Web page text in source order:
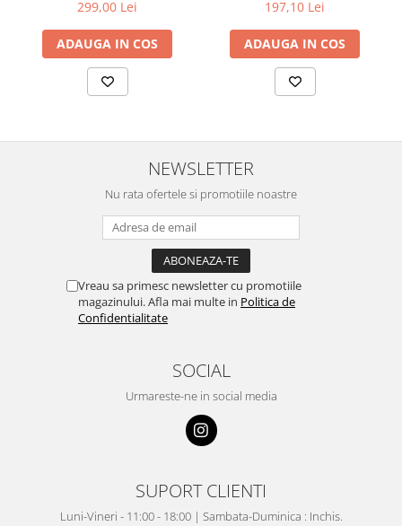
299,00 Lei
ADAUGA IN COS
197,10 Lei
ADAUGA IN COS
NEWSLETTER
Nu rata ofertele si promotiile noastre
Vreau sa primesc newsletter cu promotiile
magazinului. Afla mai multe in Politica de
Confidentialitate
SOCIAL
Urmareste-ne in social media
SUPORT CLIENTI
Luni-Vineri - 11:00 - 18:00 | Sambata-Duminica : Inchis.